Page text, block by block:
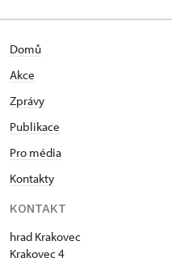
Domů
Akce
Zprávy
Publikace
Pro média
Kontakty
KONTAKT
hrad Krakovec
Krakovec 4